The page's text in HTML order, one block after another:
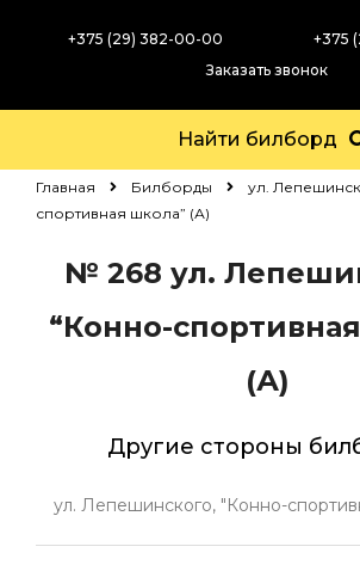
+375 (29) 382-00-00
+375
Заказать звонок
Найти билборд
Главная Билборды
ул.
спортивная школа” (А)
№ 268 ул.
“Конно-
(А)
Другие стороны
ул. Лепешинского, "Конно-